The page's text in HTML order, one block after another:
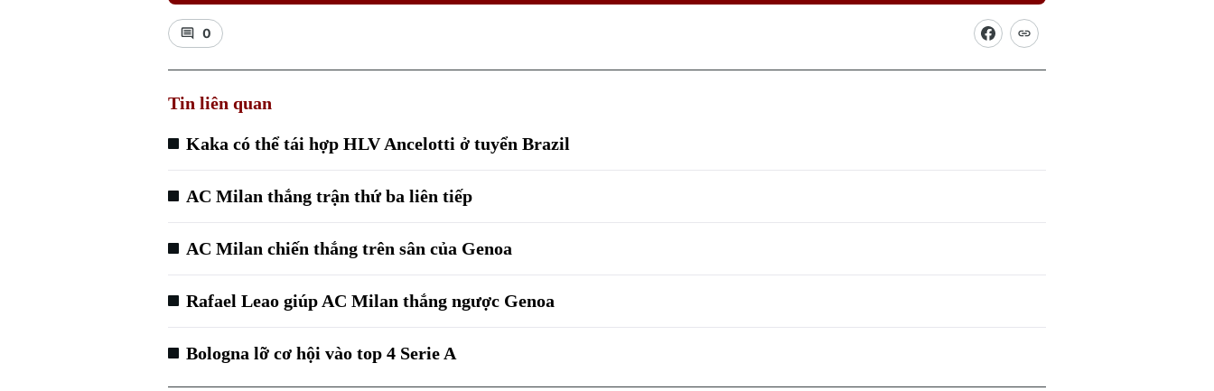
0
Tin liên quan
Kaka có thể tái hợp HLV Ancelotti ở tuyển Brazil
AC Milan thắng trận thứ ba liên tiếp
AC Milan chiến thắng trên sân của Genoa
Rafael Leao giúp AC Milan thắng ngược Genoa
Bologna lỡ cơ hội vào top 4 Serie A